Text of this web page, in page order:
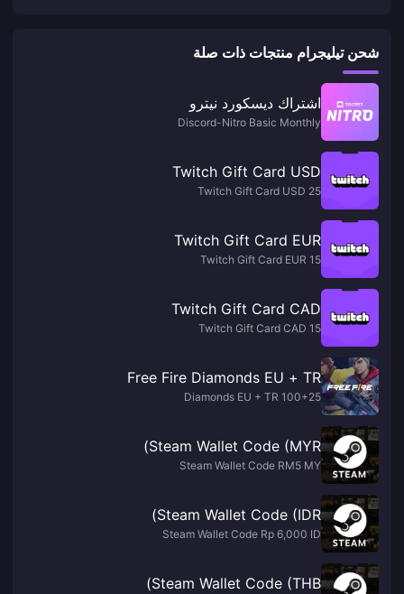
شحن تيليجرام منتجات ذات صلة
اشتراك ديسكورد نيترو
Discord-Nitro Basic Monthly
Twitch Gift Card USD
Twitch Gift Card USD 25
Twitch Gift Card EUR
Twitch Gift Card EUR 15
Twitch Gift Card CAD
Twitch Gift Card CAD 15
Free Fire Diamonds EU + TR
100+25 Diamonds EU + TR
Steam Wallet Code (MYR)
Steam Wallet Code RM5 MY
Steam Wallet Code (IDR)
Steam Wallet Code Rp 6,000 ID
Steam Wallet Code (THB)